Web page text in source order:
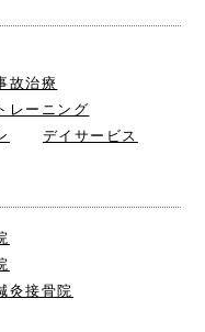
故治療
レーニング
デイサービス
灸接骨院